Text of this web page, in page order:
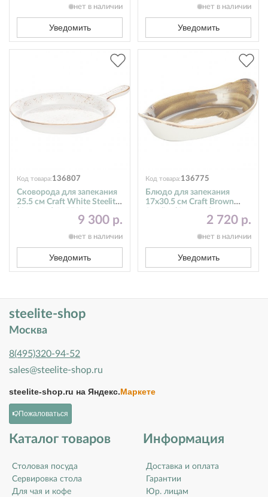
нет в наличии
Уведомить
нет в наличии
Уведомить
Код товара:136807
Сковорода для запекания
25.5 см Craft White Steelite
9 300 р.
нет в наличии
Уведомить
Код товара:136775
Блюдо для запекания
17х30.5 см Craft Brown
2 720 р.
нет в наличии
Уведомить
steelite-shop
Москва
8(495)320-94-52
sales@steelite-shop.ru
steelite-shop.ru на Яндекс.Маркете
Пожаловаться
Каталог товаров
Столовая посуда
Сервировка стола
Для чая и кофе
Информация
Доставка и оплата
Гарантии
Юр. лицам